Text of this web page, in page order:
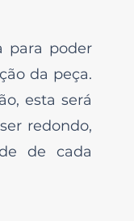
para poder
da peça.
esta será
redondo,
de cada